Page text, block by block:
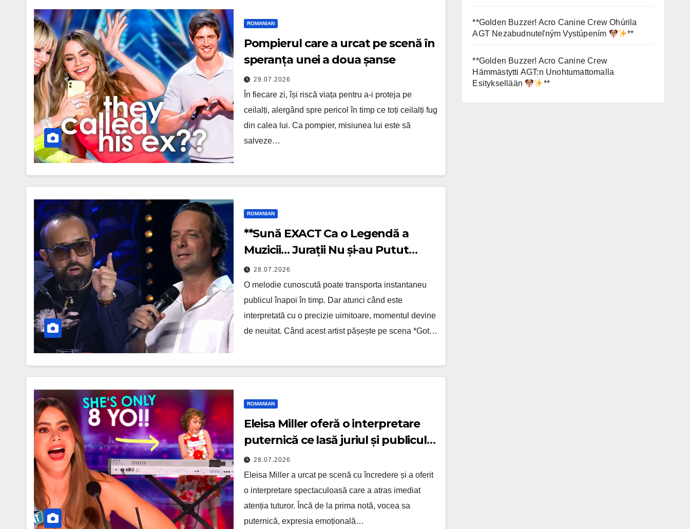
ROMANIAN
Pompierul care a urcat pe scenă în
speranța unei a doua șanse
29.07.2026
În fiecare zi, își riscă viața pentru a-i proteja pe
ceilalți, alergând spre pericol în timp ce toți ceilalți fug
din calea lui. Ca pompier, misiunea lui este să
salveze…
ROMANIAN
**Sună EXACT Ca o Legendă a
Muzicii… Jurații Nu și-au Putut
Crede Urechilor!**
28.07.2026
O melodie cunoscută poate transporta instantaneu
publicul înapoi în timp. Dar atunci când este
interpretată cu o precizie uimitoare, momentul devine
de neuitat. Când acest artist pășește pe scena *Got…
ROMANIAN
Eleisa Miller oferă o interpretare
puternică ce lasă juriul și publicul
complet uimiți
28.07.2026
Eleisa Miller a urcat pe scenă cu încredere și a oferit
o interpretare spectaculoasă care a atras imediat
atenția tuturor. Încă de la prima notă, vocea sa
puternică, expresia emoțională…
**Golden Buzzer! Acro Canine Crew Ohúrila
AGT Nezabudnuteľným Vystúpením
**
**Golden Buzzer! Acro Canine Crew
Hämmästytti AGT:n Unohtumattomalla
Esityksellään
**